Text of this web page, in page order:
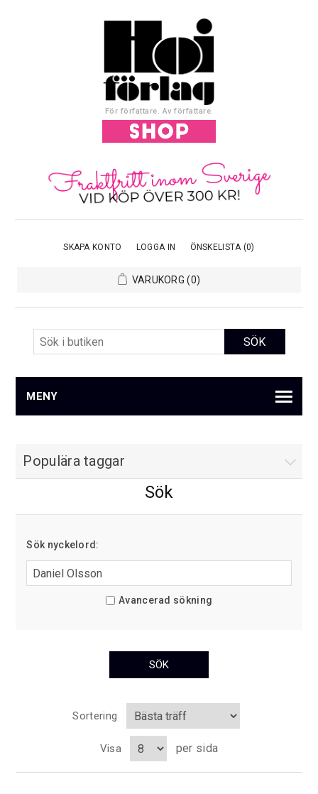
För författare. Av författare.
SKAPA KONTO LOGGA IN ÖNSKELISTA (0)
VARUKORG (0)
MENY
Populära taggar
Sök
Sök nyckelord:
Avancerad sökning
Sortering
Visa per sida